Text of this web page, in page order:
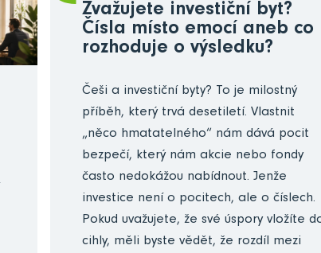
Zvažujete investiční byt?
Čísla místo emocí aneb co
rozhoduje o výsledku?
Češi a investiční byty? To je milostný
příběh, který trvá desetiletí. Vlastnit
„něco hmatatelného“ nám dává pocit
bezpečí, který nám akcie nebo fondy
často nedokážou nabídnout. Jenže
investice není o pocitech, ale o číslech.
Pokud uvažujete, že své úspory vložíte
cihly, měli byste vědět, že rozdíl mezi